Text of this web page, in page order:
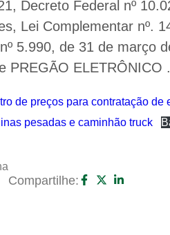
Decreto Federal nº
Lei Complementar nº.
5.990, de 31 de março
PREGÃO ELETRÔNICO .
de preços para contratação de
pesadas e caminhão truck
Compartilhe: